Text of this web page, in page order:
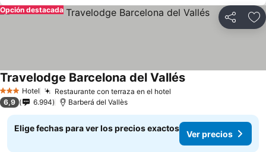
Compartir
Opción destacada
3 Estrellas
Hotel Restaurante con terraza en el hotel
Travelodge Barcelona del Vallés
6,9 6.994 Barberá del Vallès
Elige fechas para ver los precios exactos
Ver precios